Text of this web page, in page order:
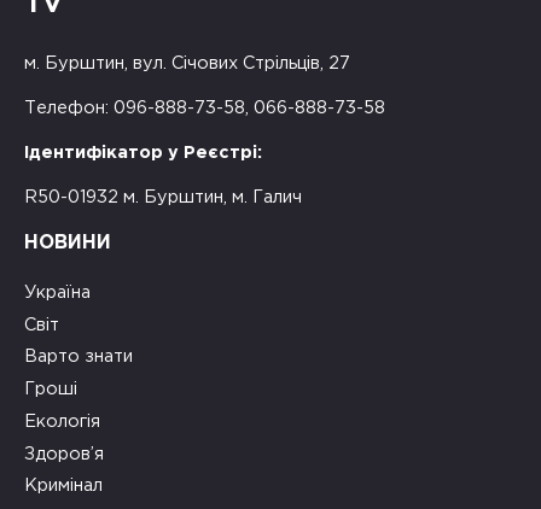
м. Бурштин, вул. Січових Стрільців, 27
Телефон: 096-888-73-58, 066-888-73-58
Ідентифікатор у Реєстрі:
R50-01932 м. Бурштин, м. Галич
НОВИНИ
Україна
Світ
Варто знати
Гроші
Екологія
Здоров’я
Кримінал